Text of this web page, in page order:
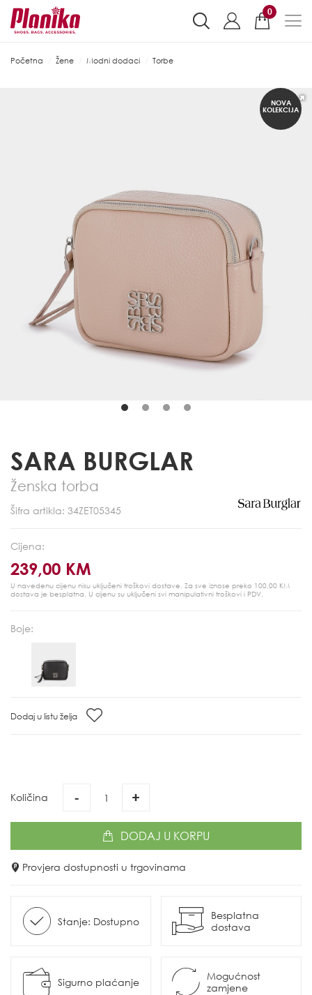
0
Početna Žene Modni dodaci Torbe
NOVA
KOLEKCIJA
SARA BURGLAR
Ženska torba
Šifra artikla: 34ZET05345
Cijena:
239,00 KM
U navedenu cijenu nisu uključeni troškovi dostave. Za sve iznose preko 100,00 KM
dostava je besplatna. U cijenu su uključeni svi manipulativni troškovi i PDV.
Boje:
Dodaj u listu želja
Količina - +
DODAJ U KORPU
Provjera dostupnosti u trgovinama
Stanje: Dostupno
Besplatna
dostava
Sigurno plaćanje
Mogućnost
zamjene